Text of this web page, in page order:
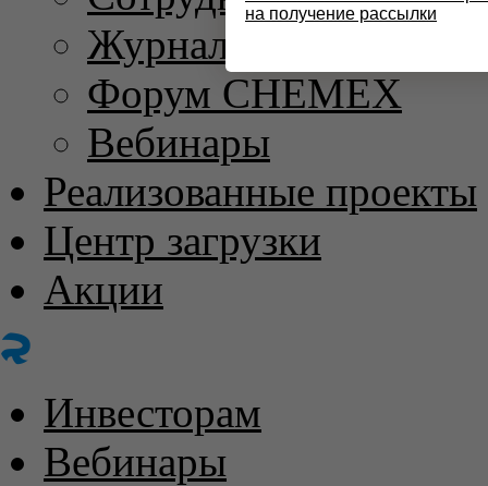
Журнал
Форум CHEMEX
Вебинары
Реализованные проекты
Центр загрузки
Акции
Инвесторам
Вебинары
на получение рассылки